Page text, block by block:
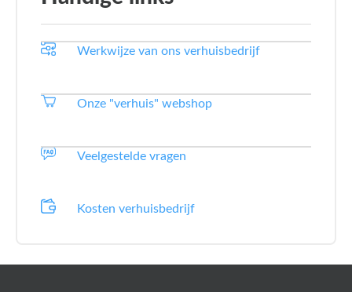
Werkwijze van ons verhuisbedrijf
Onze "verhuis" webshop
Veelgestelde vragen
Kosten verhuisbedrijf